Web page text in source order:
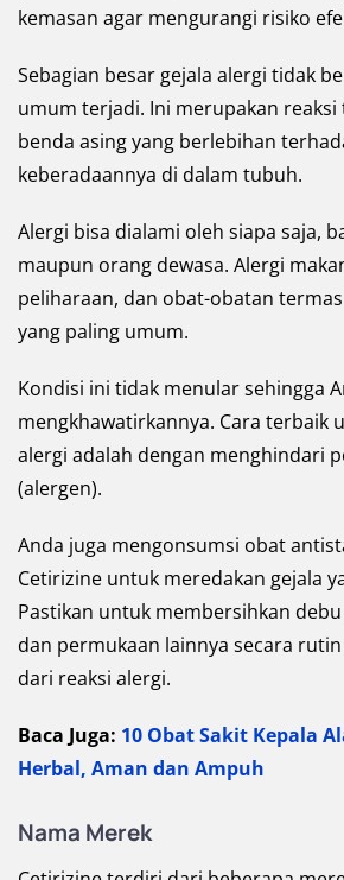
kemasan agar mengurangi risiko
Sebagian besar gejala alergi tidak
umum terjadi. Ini merupakan
benda asing yang berlebihan
keberadaannya di dalam tubuh.
Alergi bisa dialami oleh siapa saja,
maupun orang dewasa. Alergi
peliharaan, dan obat-obatan
yang paling umum.
Kondisi ini tidak menular sehingga
mengkhawatirkannya. Cara terbaik
alergi adalah dengan menghindari
(alergen).
Anda juga mengonsumsi obat
Cetirizine untuk meredakan gejala
Pastikan untuk membersihkan
dan permukaan lainnya secara
dari reaksi alergi.
Baca Juga: 10 Obat Sakit Kepala
Herbal, Aman dan Ampuh
Nama Merek